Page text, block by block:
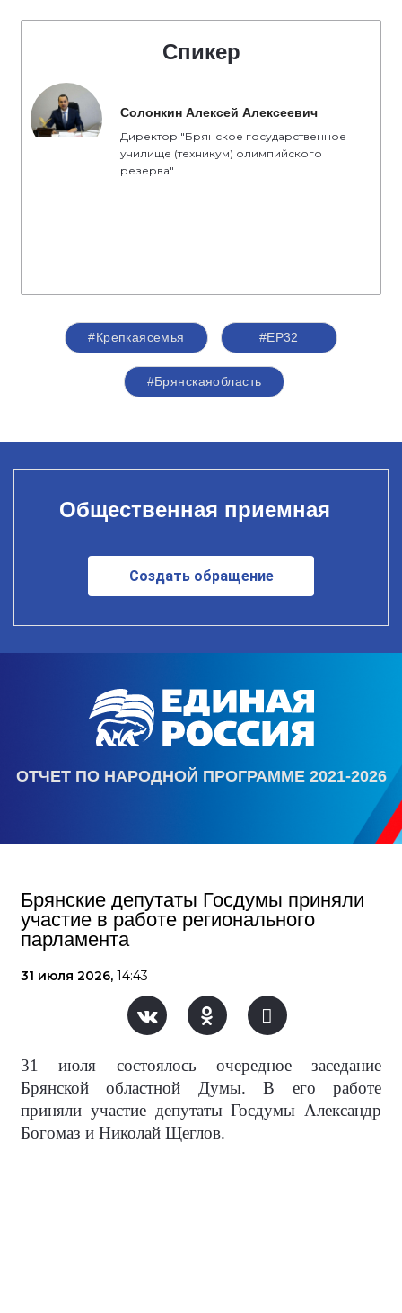
Спикер
Солонкин Алексей Алексеевич
Директор "Брянское государственное
училище (техникум) олимпийского
резерва"
#Крепкаясемья #ЕР32
#Брянскаяобласть
Общественная приемная
Создать обращение
ОТЧЕТ ПО НАРОДНОЙ ПРОГРАММЕ 2021-2026
Брянские депутаты Госдумы приняли
участие в работе регионального
парламента
31 июля 2026, 14:43
31 июля состоялось очередное заседание
Брянской областной Думы. В его работе
приняли участие депутаты Госдумы Александр
Богомаз и Николай Щеглов.